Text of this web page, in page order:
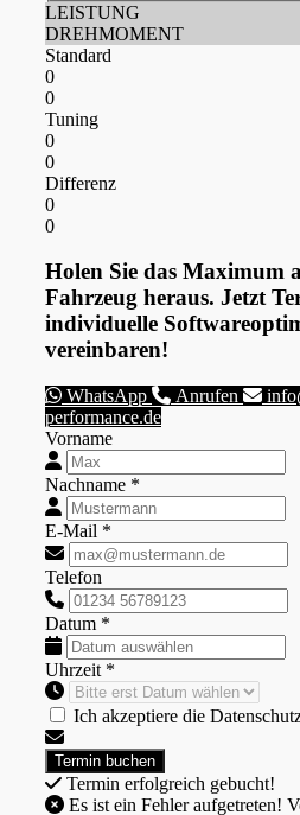
LEISTUNG
DREHMOMENT
Standard
0
0
Tuning
0
0
Differenz
0
0
Holen Sie das Maximum
Fahrzeug heraus. Jetzt
individuelle
vereinbaren!
WhatsApp Anrufen
performance.de
Vorname
Nachname *
E-Mail *
Telefon
Datum *
Uhrzeit *
Ich akzeptiere die
Termin erfolgreich gebucht!